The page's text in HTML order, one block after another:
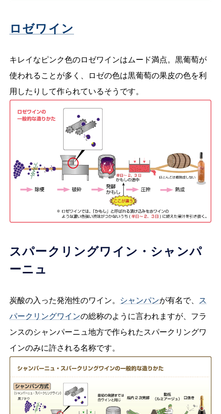
ロゼワイン
キレイなピンク色のロゼワインはムード満点。黒葡萄が
使われることが多く、ロゼの色は黒葡萄の果皮の色を利
用したりして作られているそうです。
スパークリングワイン・シャンパ
ーニュ
炭酸の入った発泡性のワイン。 シャンパンが有名で、
ス
パークリングワインの総称のように言われますが、フラ
ンスのシャンパーニュ地方で作られたスパークリングワ
インのみに許される名称です。